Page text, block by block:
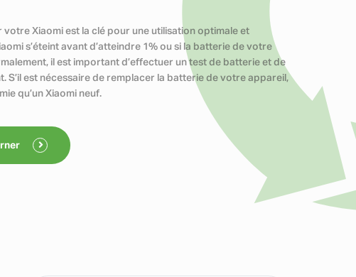
Xiaomi est la clé pour une utilisation optimale et
s’éteint avant d’atteindre 1% ou si la batterie de votre
il est important d’effectuer un test de batterie et de
S’il est nécessaire de remplacer la batterie de votre appareil,
qu’un Xiaomi neuf.